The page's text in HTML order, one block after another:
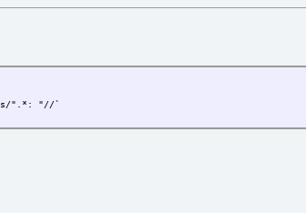
s/".*: "//`